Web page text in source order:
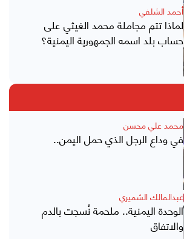
أحمد الشلفي
لماذا تتم مجاملة محمد الغيثي على
حساب بلد اسمه الجمهورية اليمنية؟
محمد علي محسن
في وداع الرجل الذي حمل اليمن..
عبدالمالك الشميري
الوحدة اليمنية.. ملحمة نُسجت بالدم
والاتفاق